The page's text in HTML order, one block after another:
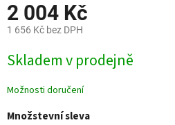
2 004 Kč
1 656 Kč bez DPH
cena:
Skladem v prodejně
Možnosti doručení
Množstevní sleva